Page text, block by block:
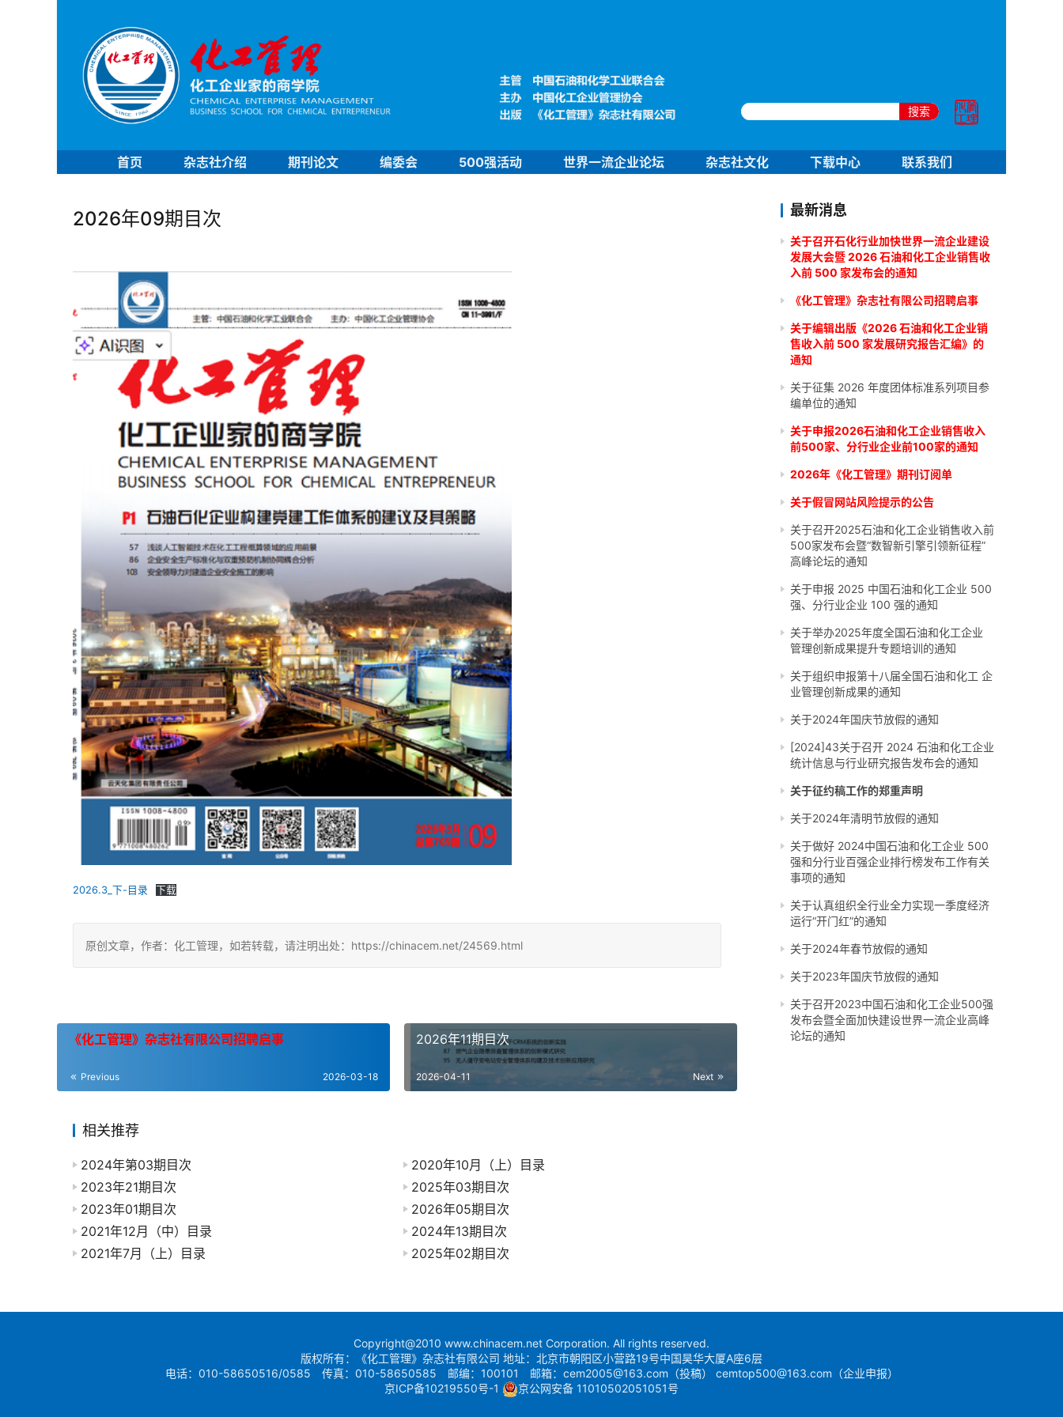
搜索
首页 杂志社介绍 期刊论文 编委会 500强活动 世界一流企业论坛 杂志社文化 下载中心 联系我们
2026年09期目次
2026.3_下-目录 下载
原创文章，作者：化工管理，如若转载，请注明出处：https://chinacem.net/24569.html
《化工管理》杂志社有限公司招聘启事
Previous 2026-03-18
2026年11期目次
Next
2026-04-11
相关推荐
2024年第03期目次
2020年10月（上）目录
2023年21期目次
2025年03期目次
2023年01期目次
2026年05期目次
2021年12月（中）目录
2024年13期目次
2021年7月（上）目录
2025年02期目次
最新消息
关于召开石化行业加快世界一流企业建设
发展大会暨 2026 石油和化工企业销售收
入前 500 家发布会的通知
《化工管理》杂志社有限公司招聘启事
关于编辑出版《2026 石油和化工企业销
售收入前 500 家发展研究报告汇编》的
通知
关于征集 2026 年度团体标准系列项目参
编单位的通知
关于申报2026石油和化工企业销售收入
前500家、分行业企业前100家的通知
2026年《化工管理》期刊订阅单
关于假冒网站风险提示的公告
关于召开2025石油和化工企业销售收入前
500家发布会暨“数智新引擎引领新征程”
高峰论坛的通知
关于申报 2025 中国石油和化工企业 500
强、分行业企业 100 强的通知
关于举办2025年度全国石油和化工企业
管理创新成果提升专题培训的通知
关于组织申报第十八届全国石油和化工 企
业管理创新成果的通知
关于2024年国庆节放假的通知
[2024]43关于召开 2024 石油和化工企业
统计信息与行业研究报告发布会的通知
关于征约稿工作的郑重声明
关于2024年清明节放假的通知
关于做好 2024中国石油和化工企业 500
强和分行业百强企业排行榜发布工作有关
事项的通知
关于认真组织全行业全力实现一季度经济
运行“开门红”的通知
关于2024年春节放假的通知
关于2023年国庆节放假的通知
关于召开2023中国石油和化工企业500强
发布会暨全面加快建设世界一流企业高峰
论坛的通知
Copyright@2010 www.chinacem.net Corporation. All rights reserved.
版权所有：《化工管理》杂志社有限公司 地址：北京市朝阳区小营路19号中国昊华大厦A座6层
电话：010-58650516/0585 传真：010-58650585 邮编：100101 邮箱：cem2005@163.com（投稿） cemtop500@163.com（企业申报）
京ICP备10219550号-1
京公网安备 11010502051051号